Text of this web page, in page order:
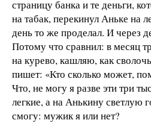
страницу банка и те деньги,
на табак, перекинул Аньке на
день то же проделал. И через
Потому что сравнил: в месяц
на курево, кашляю, как
пишет: «Кто сколько может,
Что, не могу я разве эти три
легкие, а на Анькину светлую
смогу: мужик я или нет?